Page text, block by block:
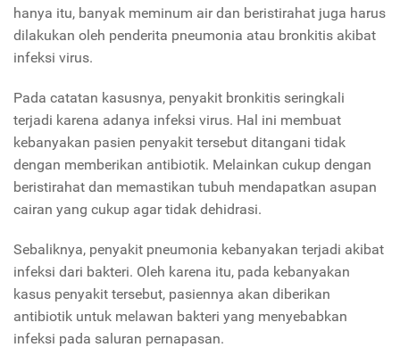
hanya itu, banyak meminum air dan beristirahat juga harus
dilakukan oleh penderita pneumonia atau bronkitis akibat
infeksi virus.
Pada catatan kasusnya, penyakit bronkitis seringkali
terjadi karena adanya infeksi virus. Hal ini membuat
kebanyakan pasien penyakit tersebut ditangani tidak
dengan memberikan antibiotik. Melainkan cukup dengan
beristirahat dan memastikan tubuh mendapatkan asupan
cairan yang cukup agar tidak dehidrasi.
Sebaliknya, penyakit pneumonia kebanyakan terjadi akibat
infeksi dari bakteri. Oleh karena itu, pada kebanyakan
kasus penyakit tersebut, pasiennya akan diberikan
antibiotik untuk melawan bakteri yang menyebabkan
infeksi pada saluran pernapasan.